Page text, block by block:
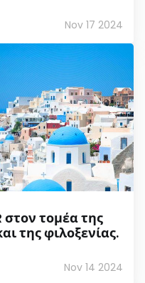
Nov 17 2024
στον τομέα της
της φιλοξενίας.
Nov 14 2024